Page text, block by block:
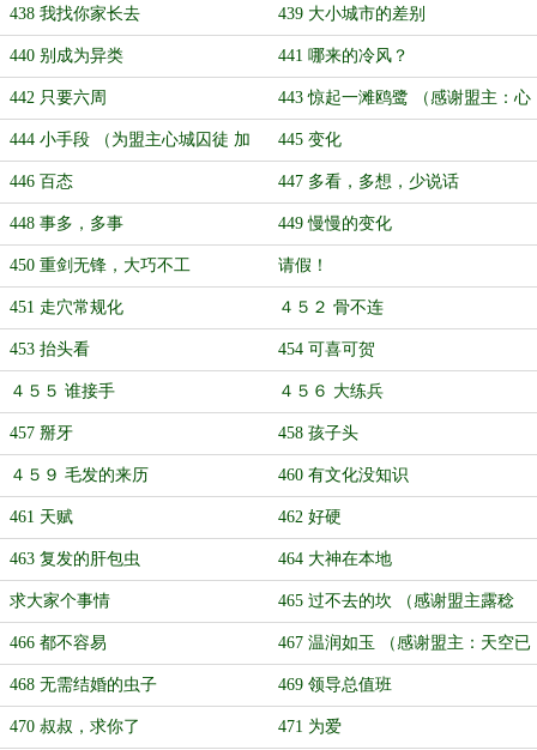
438 我找你家长去 439 大小城市的差别
440 别成为异类 441 哪来的冷风？
442 只要六周 443 惊起一滩鸥鹭 （感谢盟主：心
城囚徒）
444 小手段 （为盟主心城囚徒 加
更）
445 变化
446 百态 447 多看，多想，少说话
448 事多，多事 449 慢慢的变化
450 重剑无锋，大巧不工 请假！
451 走穴常规化 ４５２ 骨不连
453 抬头看 454 可喜可贺
４５５ 谁接手 ４５６ 大练兵
457 掰牙 458 孩子头
４５９ 毛发的来历 460 有文化没知识
461 天赋 462 好硬
463 复发的肝包虫 464 大神在本地
求大家个事情 465 过不去的坎 （感谢盟主露稔
伊）
466 都不容易 467 温润如玉 （感谢盟主：天空已
微蓝）
468 无需结婚的虫子 469 领导总值班
470 叔叔，求你了 471 为爱